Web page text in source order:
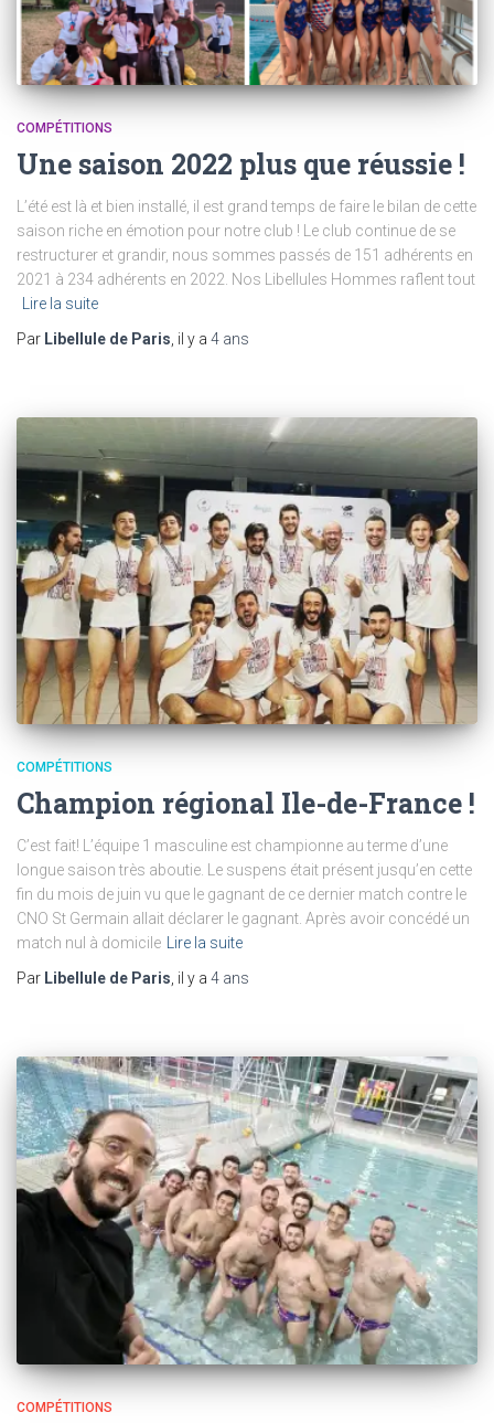
COMPÉTITIONS
Une saison 2022 plus que réussie !
L’été est là et bien installé, il est grand temps de faire le bilan de cette
saison riche en émotion pour notre club ! Le club continue de se
restructurer et grandir, nous sommes passés de 151 adhérents en
2021 à 234 adhérents en 2022. Nos Libellules Hommes raflent tout
Lire la suite
Par Libellule de Paris , il y a 4 ans
COMPÉTITIONS
Champion régional Ile-de-France !
C’est fait! L’équipe 1 masculine est championne au terme d’une
longue saison très aboutie. Le suspens était présent jusqu’en cette
fin du mois de juin vu que le gagnant de ce dernier match contre le
CNO St Germain allait déclarer le gagnant. Après avoir concédé un
match nul à domicile Lire la suite
Par Libellule de Paris, il y a 4 ans
COMPÉTITIONS